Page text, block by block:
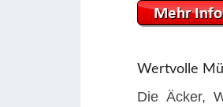
Wertvolle
Die Äcker,